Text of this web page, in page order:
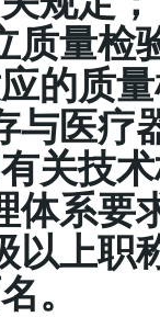
质量检
的质
与医疗
关技
体系要
以上职
。